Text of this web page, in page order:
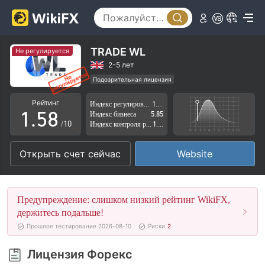
Не регулируется TRADE WL
2-5 лет
Подозрительная лицензия
Регион деятельности подозрителен
Высокие потенциальные риски
Рейтинг
0
1
2
3
4
5
6
.
1
2
3
4
5
6
7
8
9
4
5
6
7
8
9
/10
Индекс бизнеса
5.85
Открыть счет сейчас Website
Предупреждение: слишком низкий рейтинг WikiFX,
держитесь подальше!
Прошлое тестирование 2026-08-10 Риски 2
Лицензия Форекс